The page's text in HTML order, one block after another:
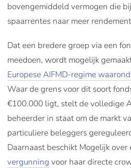
bovengemiddeld vermogen die
spaarrentes naar meer
Dat een bredere groep via een
meedoen, wordt mogelijk
Europese AIFMD-regime
Waar de grens voor dit soort
€100.000 ligt, stelt de volledige
beheerder in staat om de markt
particuliere beleggers
Daarnaast beschikt Mogelijk over
vergunning voor haar directe